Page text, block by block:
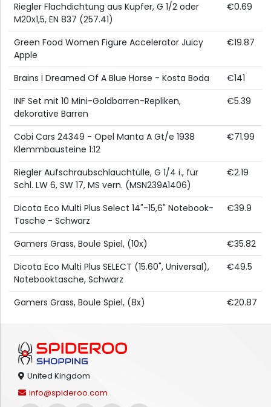
Riegler Flachdichtung aus Kupfer, G 1/2 oder
M20x1,5, EN 837 (257.41)
€0.69
Green Food Women Figure Accelerator Juicy
Apple
€19.87
Brains I Dreamed Of A Blue Horse - Kosta Boda
€141
INF Set mit 10 Mini-Goldbarren-Repliken,
dekorative Barren
€5.39
Cobi Cars 24349 - Opel Manta A Gt/e 1938
Klemmbausteine 1:12
€71.99
Riegler Aufschraubschlauchtülle, G 1/4 i., für
Schl. LW 6, SW 17, MS vern. (MSN239A1406)
€2.19
Dicota Eco Multi Plus Select 14"-15,6" Notebook-
Tasche - Schwarz
€39.9
Gamers Grass, Boule Spiel, (10x)
€35.82
Dicota Eco Multi Plus SELECT (15.60", Universal),
Notebooktasche, Schwarz
€49.5
Gamers Grass, Boule Spiel, (8x) €20.87
United Kingdom
info@spideroo.com